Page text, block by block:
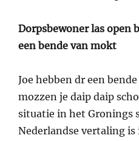
Dorpsbewoner las open
een bende van mokt
Joe hebben dr een
mozzen je daip daip
situatie in het Gronings
Nederlandse vertaling